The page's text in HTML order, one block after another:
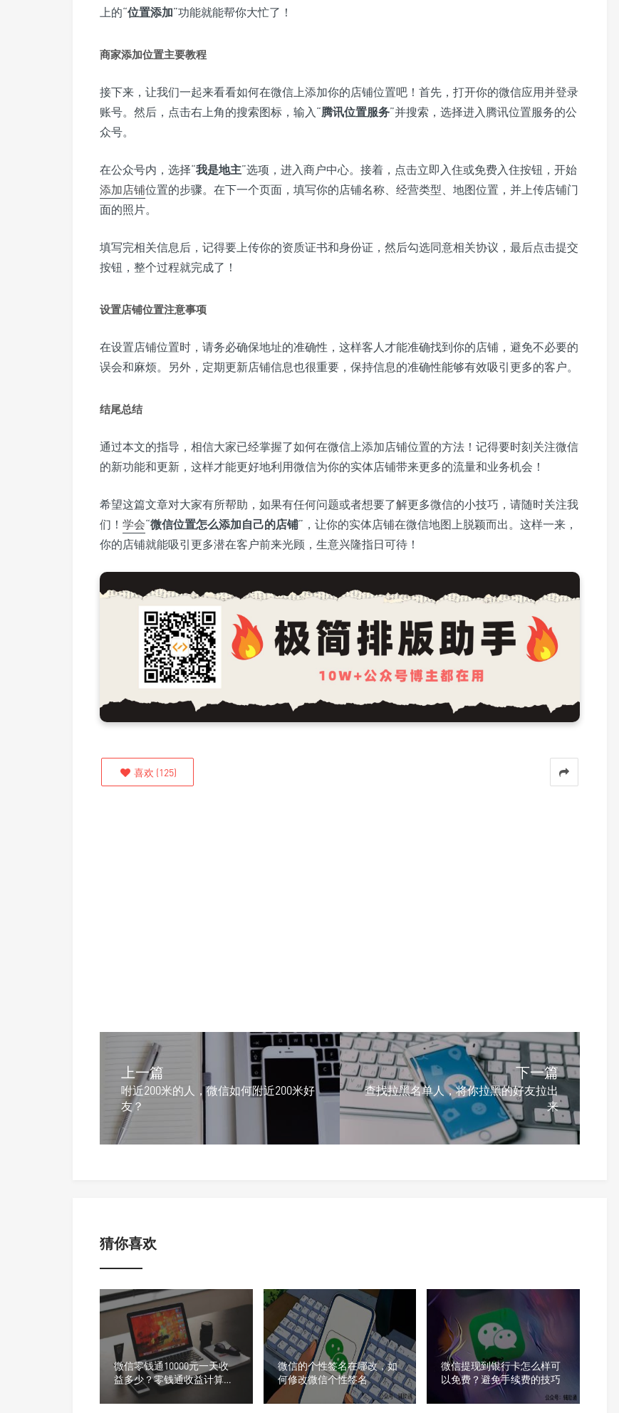
上的“位置添加”功能就能帮你大忙了！
商家添加位置主要教程
接下来，让我们一起来看看如何在微信上添加你的店铺位置吧！首先，打开你的微信应用并登录
账号。然后，点击右上角的搜索图标，输入“腾讯位置服务”并搜索，选择进入腾讯位置服务的公
众号。
在公众号内，选择“我是地主”选项，进入商户中心。接着，点击立即入住或免费入住按钮，开始
添加店铺位置的步骤。在下一个页面，填写你的店铺名称、经营类型、地图位置，并上传店铺门
面的照片。
填写完相关信息后，记得要上传你的资质证书和身份证，然后勾选同意相关协议，最后点击提交
按钮，整个过程就完成了！
设置店铺位置注意事项
在设置店铺位置时，请务必确保地址的准确性，这样客人才能准确找到你的店铺，避免不必要的
误会和麻烦。另外，定期更新店铺信息也很重要，保持信息的准确性能够有效吸引更多的客户。
结尾总结
通过本文的指导，相信大家已经掌握了如何在微信上添加店铺位置的方法！记得要时刻关注微信
的新功能和更新，这样才能更好地利用微信为你的实体店铺带来更多的流量和业务机会！
希望这篇文章对大家有所帮助，如果有任何问题或者想要了解更多微信的小技巧，请随时关注我
们！ 学会“微信位置怎么添加自己的店铺”，让你的实体店铺在微信地图上脱颖而出。这样一来，
你的店铺就能吸引更多潜在客户前来光顾，生意兴隆指日可待！
喜欢 (125)
上一篇
咐近200米的人，微信如何附近200米好
友？
下一篇
查找拉黑名单人，将你拉黑的好友拉出
来
猜你喜欢
微信零钱通10000元一天收
益多少？零钱通收益计算方
法详解
微信的个性签名在哪改，如
何修改微信个性签名
微信提现到银行卡怎么样可
以免费？避免手续费的技巧